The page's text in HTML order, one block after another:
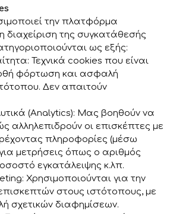
την πλατφόρμα
διαχείριση της συγκατάθεσής
ως εξής:
Τεχνικά cookies που είναι
φόρτωση και ασφαλή
Δεν απαιτούν
(Analytics): Μας βοηθούν να
αλληλεπιδρούν οι επισκέπτες με
πληροφορίες (μέσω
μετρήσεις όπως ο αριθμός
εγκατάλειψης κ.λπ.
Χρησιμοποιούνται για την
στους ιστότοπους, με
σχετικών διαφημίσεων.